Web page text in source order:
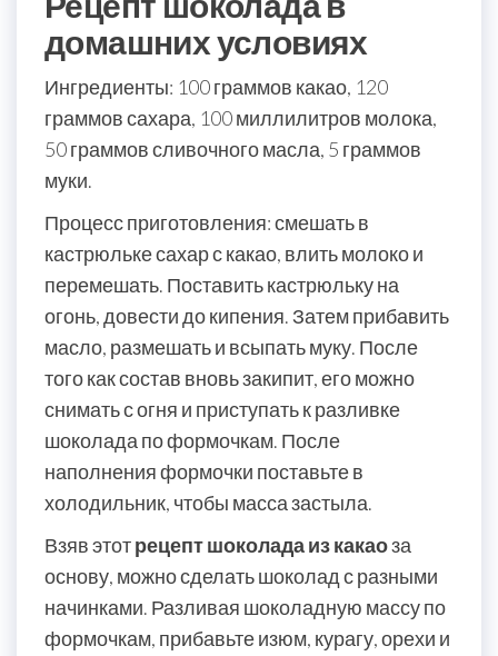
домашних условиях
Ингредиенты: 100 граммов какао, 120
граммов сахара, 100 миллилитров молока,
50 граммов сливочного масла, 5 граммов
муки.
Процесс приготовления: смешать в
кастрюльке сахар с какао, влить молоко и
перемешать. Поставить кастрюльку на
огонь, довести до кипения. Затем прибавить
масло, размешать и всыпать муку. После
того как состав вновь закипит, его можно
снимать с огня и приступать к разливке
шоколада по формочкам. После
наполнения формочки поставьте в
холодильник, чтобы масса застыла.
Взяв этотрецепт шоколада из какаоза
основу, можно сделать шоколад с разными
начинками. Разливая шоколадную массу по
формочкам, прибавьте изюм, курагу, орехи и